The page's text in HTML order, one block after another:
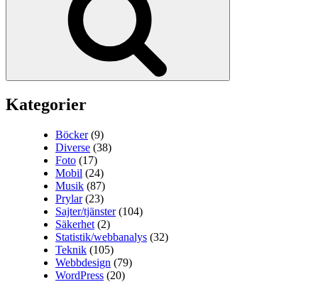
Kategorier
Böcker(9)
Diverse (38)
Foto (17)
Mobil (24)
Musik (87)
Prylar(23)
Sajter/tjänster(104)
Säkerhet (2)
Statistik/webbanalys (32)
Teknik (105)
Webbdesign (79)
WordPress (20)